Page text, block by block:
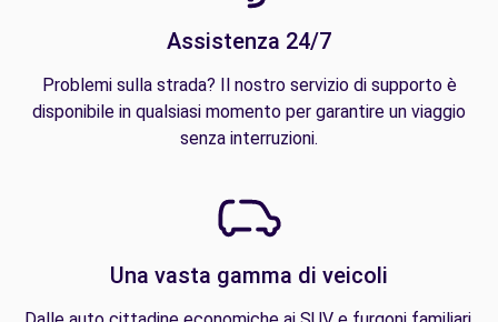
Assistenza 24/7
Problemi sulla strada? Il nostro servizio di supporto è
disponibile in qualsiasi momento per garantire un viaggio
senza interruzioni.
Una vasta gamma di veicoli